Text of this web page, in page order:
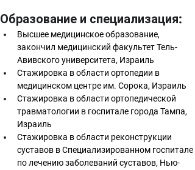
Образование и специализация:
Высшее медицинское образование,
закончил медицинский факультет Тель-
Авивского университета, Израиль
Стажировка в области ортопедии в
медицинском центре им. Сорока, Израиль
Стажировка в области ортопедической
травматологии в госпитале города Тампа,
Израиль
Стажировка в области реконструкции
суставов в Специализированном госпитале
по лечению заболеваний суставов, Нью-